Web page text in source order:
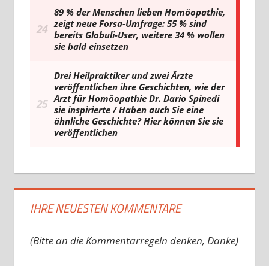
IHRE NEUESTEN KOMMENTARE
(Bitte an die Kommentarregeln denken, Danke)